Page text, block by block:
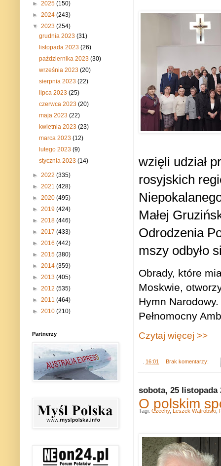
wzięli udział
rosyjskich
Małej
Odrodzenia
mszy odbyło
Obrady, które
Moskwie,
Hymn
Pełnomocny
Czytaj więcej >>
16:01 Brak komentarzy:
sobota, 25 listopada
O polskim
Tagi: Czechy, Leszek Wątróbski
► 2025 (150)
► 2024 (243)
▼ 2023 (254)
grudnia 2023(31)
listopada 2023(26)
października 2023(30)
września 2023(20)
sierpnia 2023(22)
lipca 2023(25)
czerwca 2023(20)
maja 2023(22)
kwietnia 2023(23)
marca 2023(12)
lutego 2023(9)
stycznia 2023(14)
► 2022 (335)
► 2021 (428)
► 2020 (495)
► 2019 (424)
► 2018 (446)
► 2017 (433)
► 2016 (442)
► 2015 (380)
► 2014 (359)
► 2013 (405)
► 2012 (535)
► 2011 (464)
► 2010 (210)
Partnerzy